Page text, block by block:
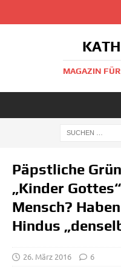
MAGAZIN
Päpstliche
„Kinder
Mensch?
Hindus
26. März 2016 6